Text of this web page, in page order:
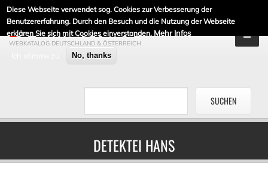
Diese Webseite verwendet sog. Cookies zur Verbesserung der
Benutzererfahrung. Durch den Besuch und die Nutzung der Webseite
erklären Sie sich mit Cookies einverstanden. Mehr Infos
No, thanks
DE-LINKLISTE.DE
WEBKATALOG DEUTSCHLAND & ÖSTERREICH
DETEKTEI HANS